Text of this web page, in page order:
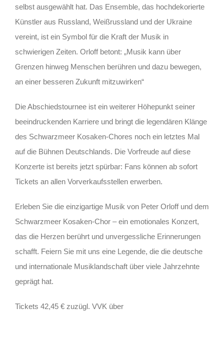
selbst ausgewählt hat. Das Ensemble, das hochdekorierte
Künstler aus Russland, Weißrussland und der Ukraine
vereint, ist ein Symbol für die Kraft der Musik in
schwierigen Zeiten. Orloff betont: „Musik kann über
Grenzen hinweg Menschen berühren und dazu bewegen,
an einer besseren Zukunft mitzuwirken“
Die Abschiedstournee ist ein weiterer Höhepunkt seiner
beeindruckenden Karriere und bringt die legendären Klänge
des Schwarzmeer Kosaken-Chores noch ein letztes Mal
auf die Bühnen Deutschlands. Die Vorfreude auf diese
Konzerte ist bereits jetzt spürbar: Fans können ab sofort
Tickets an allen Vorverkaufsstellen erwerben.
Erleben Sie die einzigartige Musik von Peter Orloff und dem
Schwarzmeer Kosaken-Chor – ein emotionales Konzert,
das die Herzen berührt und unvergessliche Erinnerungen
schafft. Feiern Sie mit uns eine Legende, die die deutsche
und internationale Musiklandschaft über viele Jahrzehnte
geprägt hat.
Tickets 42,45 € zuzügl. VVK über